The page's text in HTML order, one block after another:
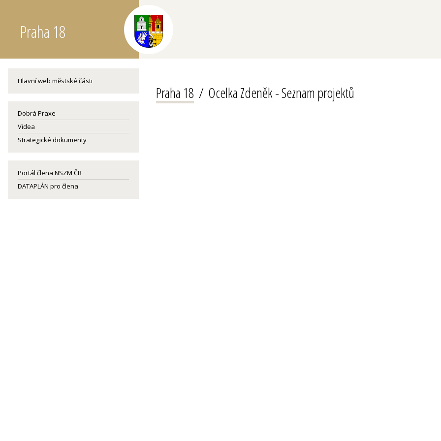
Praha 18
Hlavní web městské části
Dobrá Praxe
Videa
Strategické dokumenty
Portál člena NSZM ČR
DATAPLÁN pro člena
Praha 18 Ocelka Zdeněk - Seznam projektů